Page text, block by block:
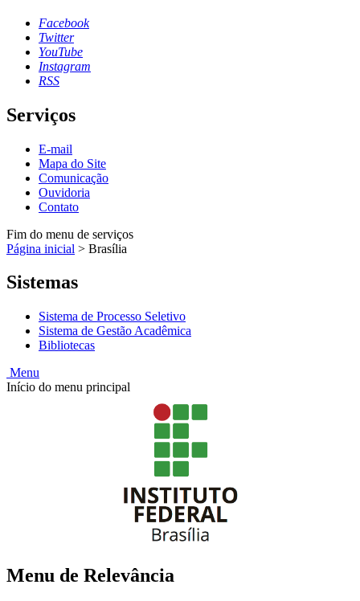
Facebook
Twitter
YouTube
Instagram
RSS
Serviços
E-mail
Mapa do Site
Comunicação
Ouvidoria
Contato
Fim do menu de serviços
Página inicial > Brasília
Sistemas
Sistema de Processo Seletivo
Sistema de Gestão Acadêmica
Bibliotecas
Menu
Início do menu principal
Menu de Relevância